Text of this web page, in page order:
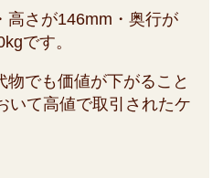
高さが146mm・奥行が
です。
物でも価値が下がること
いて高値で取引されたケ